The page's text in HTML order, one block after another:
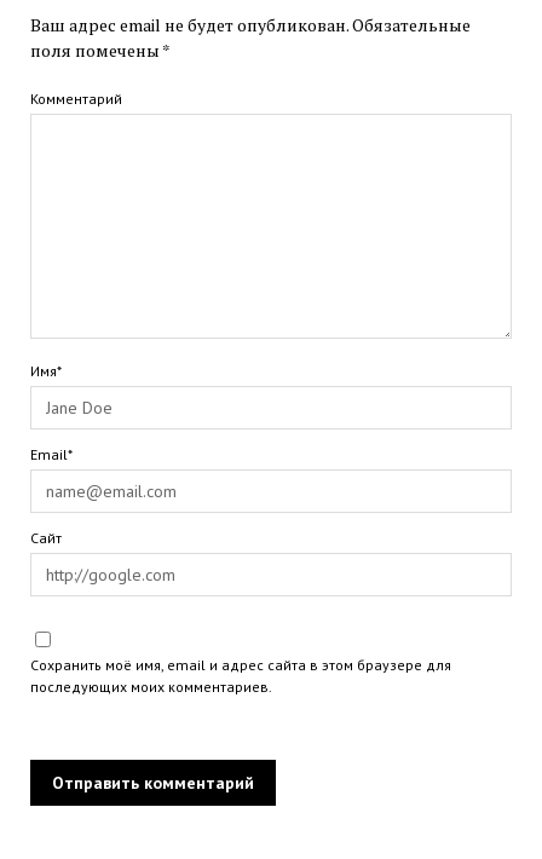
Ваш адрес email не будет опубликован.Обязательные
поля помечены *
Комментарий
Имя*
Email*
Сайт
Сохранить моё имя, email и адрес сайта в этом браузере для
последующих моих комментариев.